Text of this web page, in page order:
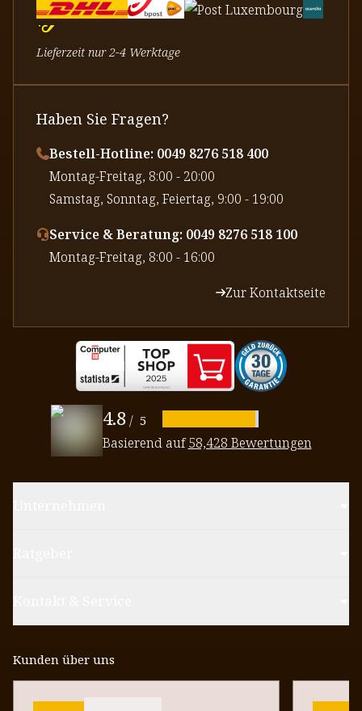
Lieferzeit nur 2-4 Werktage
Haben Sie Fragen?
Bestell-Hotline: 0049 8276 518 400
⁠Montag-Freitag, 8:00 - 20:00
⁠Samstag, Sonntag, Feiertag, 9:00 - 19:00
Service & Beratung: 0049 8276 518 100
⁠Montag-Freitag, 8:00 - 16:00
Zur Kontaktseite
4.8 / 5
Basierend auf58,428 Bewertungen
Kunden über uns